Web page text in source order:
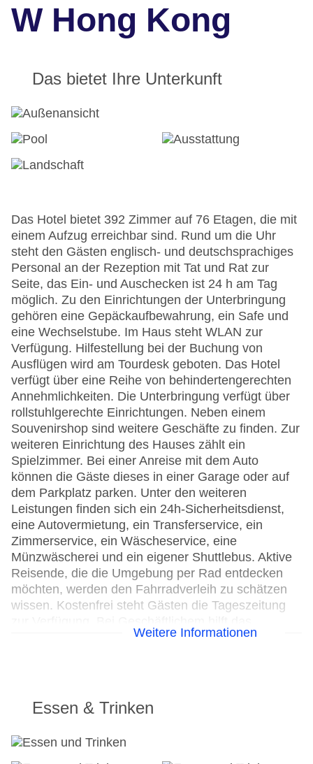
W Hong Kong
Das bietet Ihre Unterkunft
Das Hotel bietet 392 Zimmer auf 76 Etagen, die mit
einem Aufzug erreichbar sind. Rund um die Uhr
steht den Gästen englisch- und deutschsprachiges
Personal an der Rezeption mit Tat und Rat zur
Seite, das Ein- und Auschecken ist 24 h am Tag
möglich. Zu den Einrichtungen der Unterbringung
gehören eine Gepäckaufbewahrung, ein Safe und
eine Wechselstube. Im Haus steht WLAN zur
Verfügung. Hilfestellung bei der Buchung von
Ausflügen wird am Tourdesk geboten. Das Hotel
verfügt über eine Reihe von behindertengerechten
Annehmlichkeiten. Die Unterbringung verfügt über
rollstuhlgerechte Einrichtungen. Neben einem
Souvenirshop sind weitere Geschäfte zu finden. Zur
weiteren Einrichtung des Hauses zählt ein
Spielzimmer. Bei einer Anreise mit dem Auto
können die Gäste dieses in einer Garage oder auf
dem Parkplatz parken. Unter den weiteren
Leistungen finden sich ein 24h-Sicherheitsdienst,
eine Autovermietung, ein Transferservice, ein
Zimmerservice, ein Wäscheservice, eine
Münzwäscherei und ein eigener Shuttlebus. Aktive
Reisende, die die Umgebung per Rad entdecken
möchten, werden den Fahrradverleih zu schätzen
wissen. Kostenfrei steht Gästen die Tageszeitung
Business-Center gerne weiter und bietet ein
Parkplatz
Check-in von: 15:00:00
Konferenzraum
Weitere Informationen
Essen & Trinken